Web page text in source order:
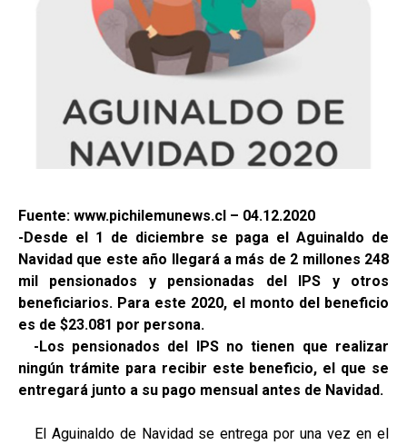
Fuente: www.pichilemunews.cl – 04.12.2020
-Desde el 1 de diciembre se paga el Aguinaldo de
Navidad que este año llegará a más de 2 millones 248
mil pensionados y pensionadas del IPS y otros
beneficiarios. Para este 2020, el monto del beneficio
es de $23.081 por persona.
-Los pensionados del IPS no tienen que realizar
ningún trámite para recibir este beneficio, el que se
entregará junto a su pago mensual antes de Navidad.
El Aguinaldo de Navidad se entrega por una vez en el